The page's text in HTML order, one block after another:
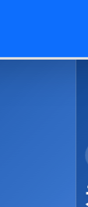
盒子